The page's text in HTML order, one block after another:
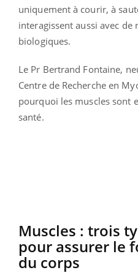
uniquement à courir, à
interagissent aussi avec
biologiques.
Le Pr Bertrand Fontaine,
Centre de Recherche en
pourquoi les muscles sont
santé.
Muscles : trois
pour assurer le
du corps